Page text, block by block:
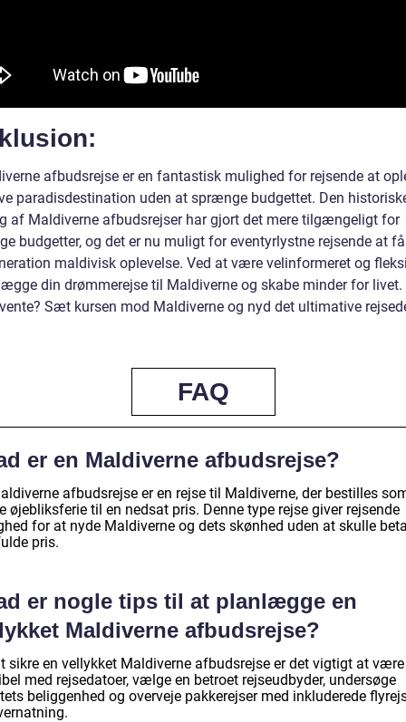
afbudsrejse er en fantastisk mulighed for rejsende at
paradisdestination uden at sprænge budgettet. Den
af Maldiverne afbudsrejser har gjort det mere tilgængeligt for
budgetter, og det er nu muligt for eventyrlystne rejsende at
maldivisk oplevelse. Ved at være velinformeret og
din drømmerejse til Maldiverne og skabe minder for livet.
Sæt kursen mod Maldiverne og nyd det ultimative
FAQ
er en Maldiverne afbudsrejse?
afbudsrejse er en rejse til Maldiverne, der bestilles
øjebliksferie til en nedsat pris. Denne type rejse giver rejsende
for at nyde Maldiverne og dets skønhed uden at skulle
pris.
er nogle tips til at planlægge en
Maldiverne afbudsrejse?
sikre en vellykket Maldiverne afbudsrejse er det vigtigt at være
med rejsedatoer, vælge en betroet rejseudbyder, undersøge
beliggenhed og overveje pakkerejser med inkluderede